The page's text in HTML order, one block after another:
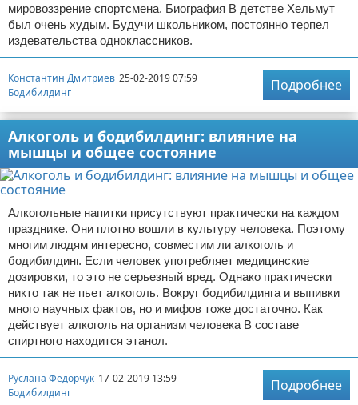
мировоззрение спортсмена. Биография В детстве Хельмут
был очень худым. Будучи школьником, постоянно терпел
издевательства одноклассников.
Константин Дмитриев 25-02-2019 07:59
Бодибилдинг
Подробнее
Алкоголь и бодибилдинг: влияние на
мышцы и общее состояние
Алкогольные напитки присутствуют практически на каждом
празднике. Они плотно вошли в культуру человека. Поэтому
многим людям интересно, совместим ли алкоголь и
бодибилдинг. Если человек употребляет медицинские
дозировки, то это не серьезный вред. Однако практически
никто так не пьет алкоголь. Вокруг бодибилдинга и выпивки
много научных фактов, но и мифов тоже достаточно. Как
действует алкоголь на организм человека В составе
спиртного находится этанол.
Руслана Федорчук 17-02-2019 13:59
Бодибилдинг
Подробнее